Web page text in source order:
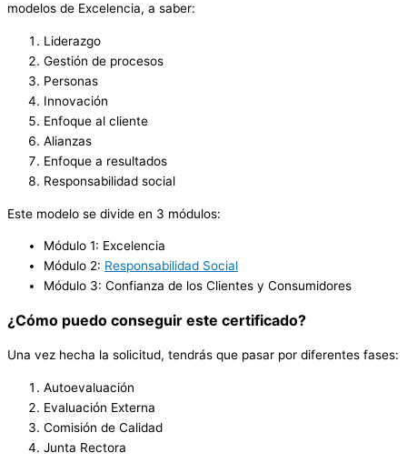
modelos de Excelencia, a saber:
Liderazgo
Gestión de procesos
Personas
Innovación
Enfoque al cliente
Alianzas
Enfoque a resultados
Responsabilidad social
Este modelo se divide en 3 módulos:
Módulo 1: Excelencia
Módulo 2: Responsabilidad Social
Módulo 3: Confianza de los Clientes y Consumidores
¿Cómo puedo conseguir este certificado?
Una vez hecha la solicitud, tendrás que pasar por diferentes fases:
Autoevaluación
Evaluación Externa
Comisión de Calidad
Junta Rectora